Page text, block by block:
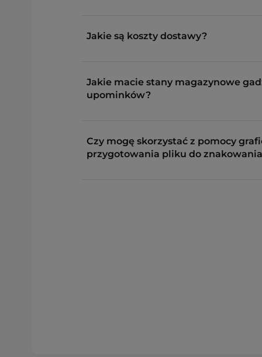
Jakie są koszty dostawy?
Jakie macie stany magazynowe
upominków?
Czy mogę skorzystać z pomocy
przygotowania pliku do